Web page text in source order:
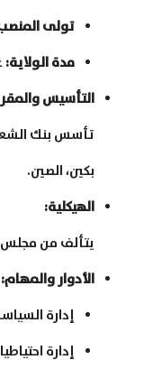
تولى
مدة الولاية:
التأسيس والمقر
بكين، الصين.
الهيكلية:
يتألف من مجلس
الأدوار والمهام:
إدارة
إدارة